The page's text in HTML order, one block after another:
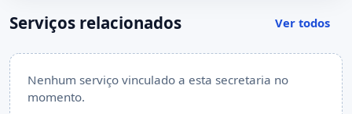
Serviços relacionados Ver todos
Nenhum serviço vinculado a esta secretaria no
momento.